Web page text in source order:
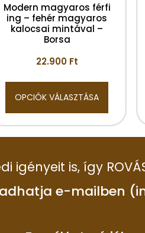
Modern magyaros férfi
ing – fehér magyaros
kalocsai mintával –
Borsa
22.900 Ft
OPCIÓK VÁLASZTÁSA
igényeit is, így
e-mailben